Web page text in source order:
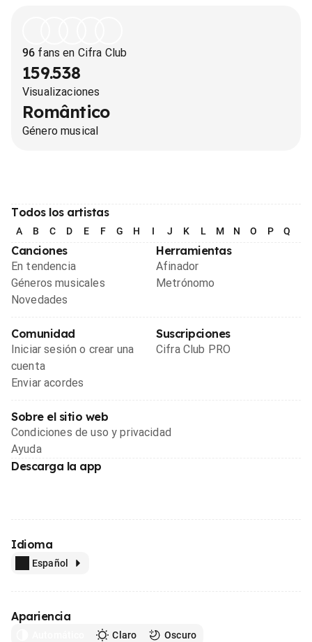
96 fans en Cifra Club
159.538
Visualizaciones
Romântico
Género musical
Todos los artistas
A B C D E F G H I J K L M N O P Q
Canciones
En tendencia
Géneros musicales
Novedades
Herramientas
Afinador
Metrónomo
Comunidad
Iniciar sesión o crear una
cuenta
Enviar acordes
Suscripciones
Cifra Club PRO
Sobre el sitio web
Condiciones de uso y privacidad
Ayuda
Descarga la app
Idioma
Español
Apariencia
Claro Oscuro